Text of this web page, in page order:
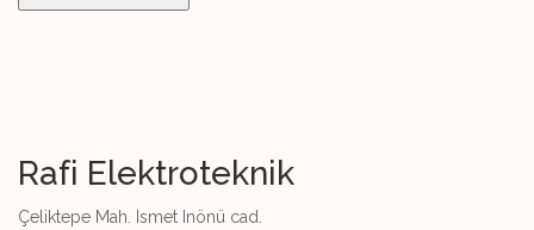
Rafi Elektroteknik
Çeliktepe Mah. Ismet Inönü cad.